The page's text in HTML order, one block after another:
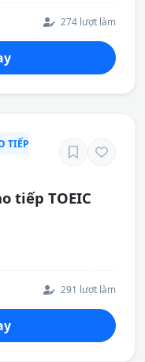
274 lượt làm
TIẾP
tiếp TOEIC
291 lượt làm